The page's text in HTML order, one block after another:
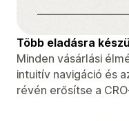
Több eladásra
Minden vásárlási
intuitív navigáció és
révén erősítse a